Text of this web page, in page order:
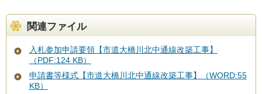
関連ファイル
入札参加申請要領【市道大橋川北中通線改築工事】
（PDF:124 KB）
申請書等様式【市道大橋川北中通線改築工事】（WORD:55
KB）